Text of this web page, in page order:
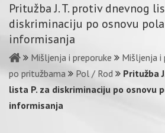
Pritužba J. T. protiv dnevnog
diskriminaciju po osnovu
informisanja
Mišljenja i preporuke
Mišljenja i
po pritužbama
Pol / Rod
Pritužba
lista P. za diskriminaciju po osnovu
informisanja